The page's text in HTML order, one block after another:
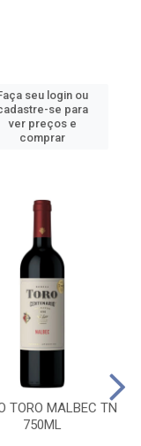
seu login ou
se para
ver preços e
comprar
TORO MALBEC TN
750ML